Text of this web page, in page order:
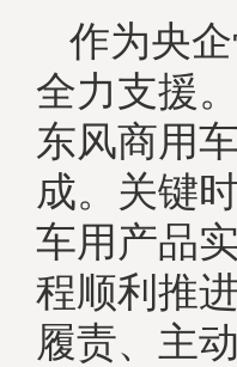
作为央
全力支援
东风商用
成。关键
车用产品
程顺利推
履责、主